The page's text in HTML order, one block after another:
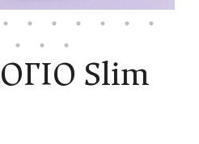
Slim